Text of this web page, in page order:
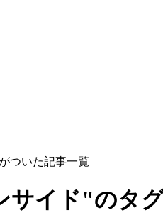
ついた記事一覧
サイド"のタ